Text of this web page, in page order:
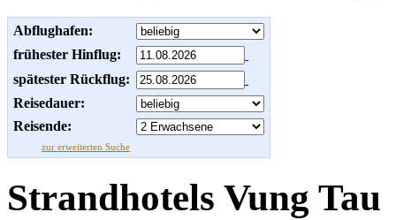
Abflughafen:
frühester Hinflug:
spätester Rückflug:
Reisedauer:
Reisende:
zur erweiterten Suche
Strandhotels Vung Tau